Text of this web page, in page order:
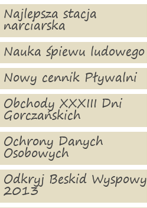
Najlepsza stacja
narciarska
Nauka śpiewu ludowego
Nowy cennik Pływalni
Obchody XXXIII Dni
Gorczańskich
Ochrony Danych
Osobowych
Odkryj Beskid Wyspowy
2013